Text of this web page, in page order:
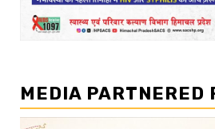
MEDIA PARTNERED